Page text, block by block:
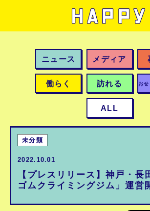
ニュース メディア
働らく 訪れる お
ALL
未分類
2022.10.01
【プレスリリース】神戸・長
ゴムクライミングジム」運営